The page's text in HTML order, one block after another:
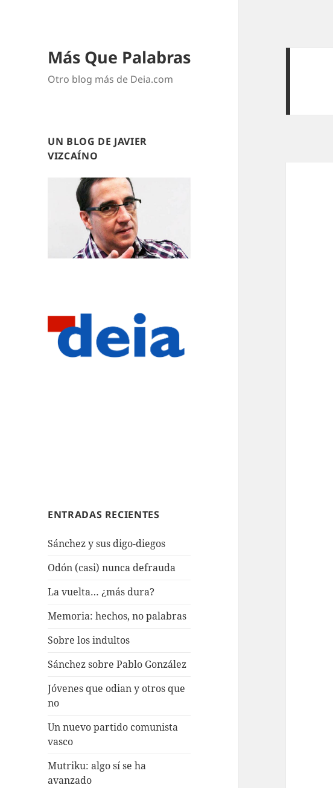
Más Que Palabras
Otro blog más de Deia.com
UN BLOG DE JAVIER
VIZCAÍNO
ENTRADAS RECIENTES
Sánchez y sus digo-diegos
Odón (casi) nunca defrauda
La vuelta… ¿más dura?
Memoria: hechos, no palabras
Sobre los indultos
Sánchez sobre Pablo González
Jóvenes que odian y otros que
no
Un nuevo partido comunista
vasco
Mutriku: algo sí se ha
avanzado